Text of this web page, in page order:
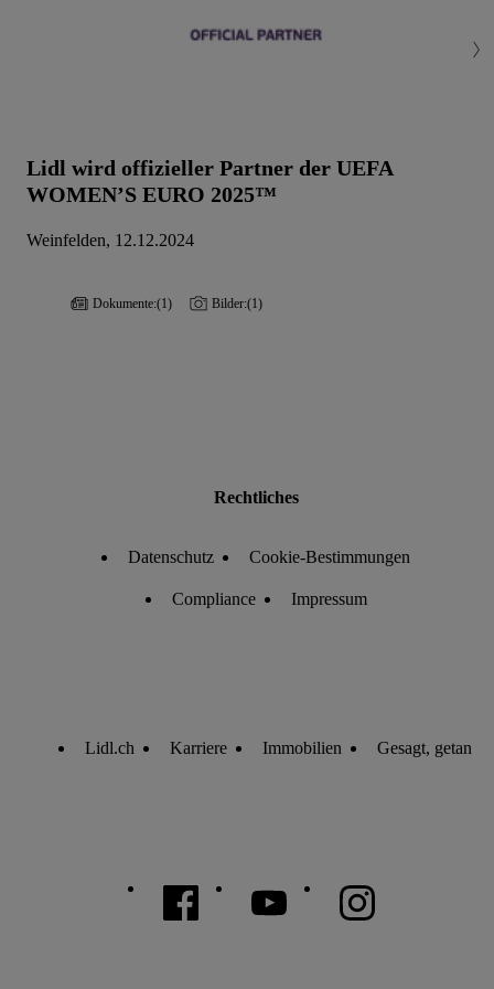
Lidl wird offizieller Partner der UEFA
WOMEN’S EURO 2025™
Weinfelden, 12.12.2024
Dokumente:(1) Bilder:(1)
Rechtliches
Datenschutz Cookie-Bestimmungen
Compliance Impressum
Lidl.ch Karriere Immobilien Gesagt, getan